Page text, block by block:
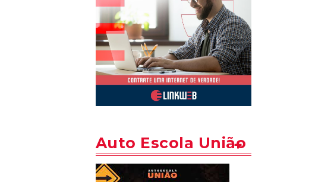
Auto Escola União